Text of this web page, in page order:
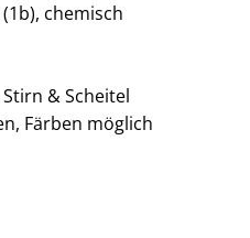
chemisch
& Scheitel
Färben möglich